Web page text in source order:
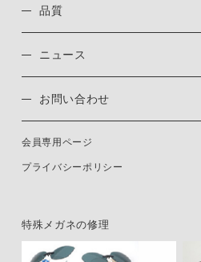
品質
ニュース
お問い合わせ
会員専用ページ
プライバシーポリシー
特殊メガネの修理